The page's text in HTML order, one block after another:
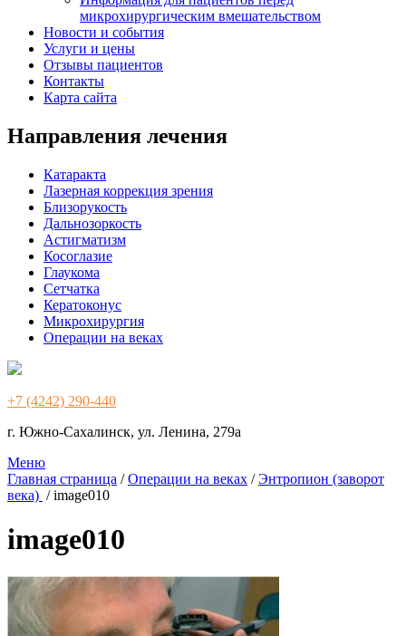
микрохирургическим вмешательством
Новости и события
Услуги и цены
Отзывы пациентов
Контакты
Карта сайта
Направления лечения
Катаракта
Лазерная коррекция зрения
Близорукость
Дальнозоркость
Астигматизм
Косоглазие
Глаукома
Сетчатка
Кератоконус
Микрохирургия
Операции на веках
+7 (4242) 290-440
г. Южно-Сахалинск, ул. Ленина, 279а
Меню
Главная страница /Операции на веках /Энтропион (заворот
века) /image010
image010